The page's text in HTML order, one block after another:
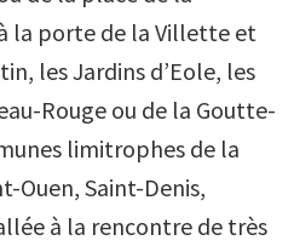
la porte de la Villette et
les Jardins d’Eole, les
Rouge ou de la Goutte-
limitrophes de la
Ouen, Saint-Denis,
à la rencontre de très